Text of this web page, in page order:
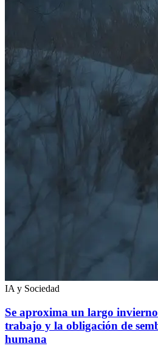
IA y Sociedad
Se aproxima un largo
trabajo y la obligación de
humana